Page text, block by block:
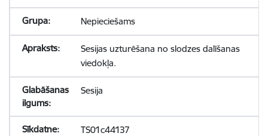
Nepieciešams
Sesijas uzturēšana no slodzes dalīšanas
viedokļa.
Sesija
TS01c44137